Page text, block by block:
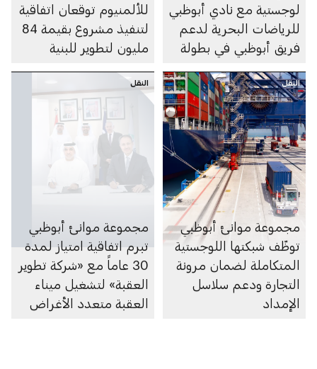
لوجستية مع نادي أبوظبي
للرياضات البحرية لدعم
فريق أبوظبي في بطولة
للزوارق السريعة
للألمنيوم توقعان اتفاقية
لتنفيذ مشروع بقيمة 84
مليون لتطوير للبنية
النقل
مجموعة موانئ أبوظبي
توظّف شبكتها اللوجستية
المتكاملة لضمان مرونة
التجارة ودعم سلاسل
الإمداد
النقل
مجموعة موانئ أبوظبي
تبرم اتفاقية امتياز لمدة
30 عاماً مع «شركة تطوير
العقبة» لتشغيل ميناء
العقبة متعدد الأغراض